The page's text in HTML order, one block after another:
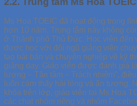
Ms Hoa TOEIC đã hoạt động trong
hơn 10 năm. Trung tâm này không
ở Thành phố Thủ Đức. Học viên đến
được học với đội ngũ giảng viên
tạo bài bản và chuyên nghiệp về kỹ
giảng dạy. Giáo viên được đánh giá
lượng – Tận tâm – Trách nhiệm”,
luôn cảm thấy hài lòng và ấn tượng.
khóa trên lớp, giáo viên tại Ms Hoa
các chat nhóm riêng và nhóm